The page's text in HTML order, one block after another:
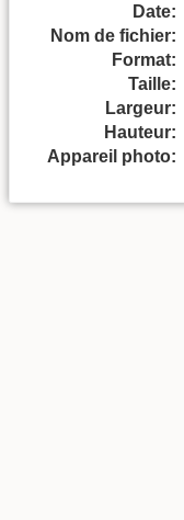
Date:
Nom de fichier:
Format:
Taille:
Largeur:
Hauteur:
Appareil photo: